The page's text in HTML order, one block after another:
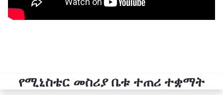
የሚኒስቴር መስሪያ ቤቱ ተጠሪ ተቋማት